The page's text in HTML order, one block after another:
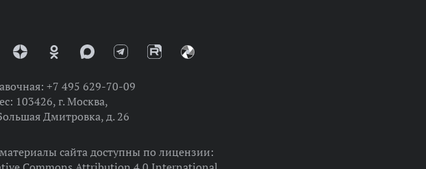
+7 495 629-70-09
103426, г. Москва,
Дмитровка, д. 26
сайта доступны по лицензии: